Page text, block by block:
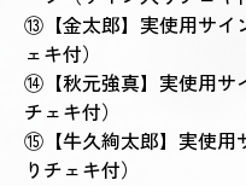
⑬【金太郎】実使用サイ
ェキ付）
⑭【秋元強真】実使用サ
チェキ付）
⑮【牛久絢太郎】実使用
りチェキ付）